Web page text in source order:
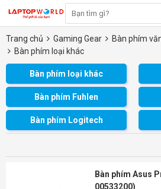
Trang chủ Gaming Gear
Bàn phím
Bàn phím loại khác
Bàn phím loại khác
Bàn phím Fuhlen
Bàn phím Logitech
Bàn phím Asus
00533200)